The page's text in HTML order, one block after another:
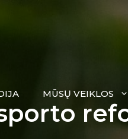
MŪSŲ VEIKLOS